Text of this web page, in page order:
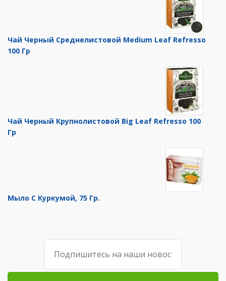
Чай Черный Среднелистовой Medium Leaf Refresso
100 Гр
Чай Черный Крупнолистовой Big Leaf Refresso 100
Гр
Мыло С Куркумой, 75 Гр.